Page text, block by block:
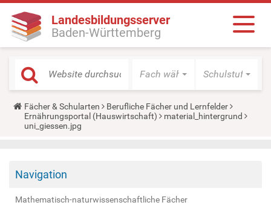
Landesbildungsserver
Baden-Württemberg
Fach wählen Schulstufe
Y
o
u
e
:
Fächer & Schularten
Berufliche Fächer und Lernfelder
Ernährungsportal (Hauswirtschaft)
material_hintergrund
uni_giessen.jpg
Navigation
Mathematisch-naturwissenschaftliche Fächer